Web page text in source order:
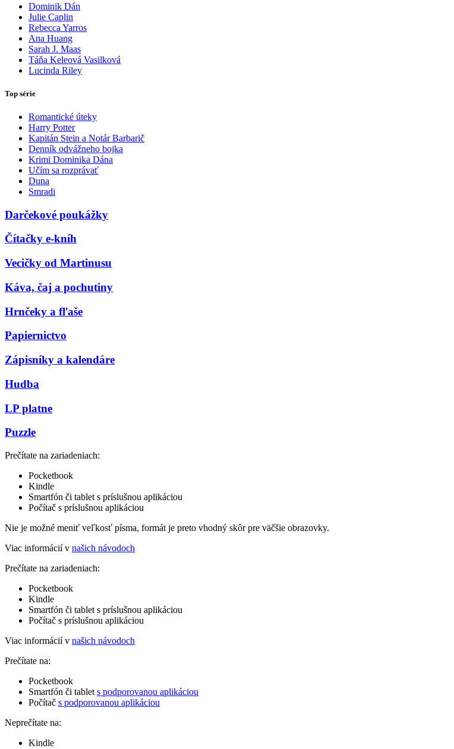
Dominik Dán
Julie Caplin
Rebecca Yarros
Ana Huang
Sarah J. Maas
Táňa Keleová Vasilková
Lucinda Riley
Top série
Romantické úteky
Harry Potter
Kapitán Stein a Notár Barbarič
Denník odvážneho bojka
Krimi Dominika Dána
Učím sa rozprávať
Duna
Smradi
Darčekové poukážky
Čítačky e-kníh
Vecičky od Martinusu
Káva, čaj a pochutiny
Hrnčeky a fľaše
Papiernictvo
Zápisníky a kalendáre
Hudba
LP platne
Puzzle
Prečítate na zariadeniach:
Pocketbook
Kindle
Smartfón či tablet s príslušnou aplikáciou
Počítač s príslušnou aplikáciou
Nie je možné meniť veľkosť písma, formát je preto vhodný skôr pre väčšie obrazovky.
Viac informácií v našich návodoch
Prečítate na zariadeniach:
Pocketbook
Kindle
Smartfón či tablet s príslušnou aplikáciou
Počítač s príslušnou aplikáciou
Viac informácií v našich návodoch
Prečítate na:
Pocketbook
Smartfón či tablet s podporovanou aplikáciou
Počítač s podporovanou aplikáciou
Neprečítate na:
Kindle